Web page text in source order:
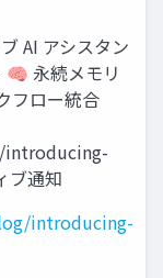
AI アシスタン
🧠 永続メモリ
フロー統合
ブ通知
introducing-